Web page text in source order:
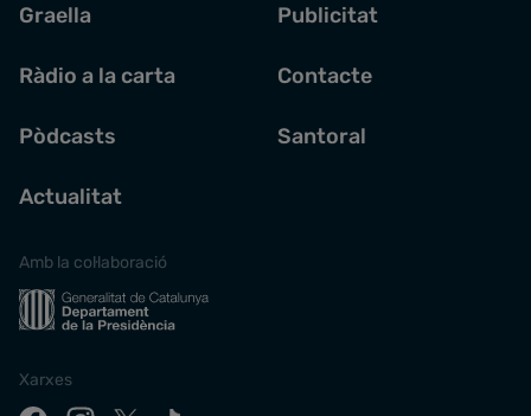
Graella
Ràdio a la carta
Pòdcasts
Actualitat
Publicitat
Contacte
Santoral
Amb la col·laboració
Xarxes